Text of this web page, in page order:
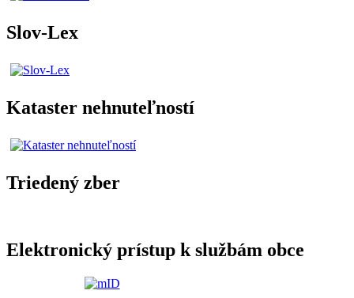
Slov-Lex
Kataster nehnuteľností
Triedený zber
Elektronický prístup k službám obce